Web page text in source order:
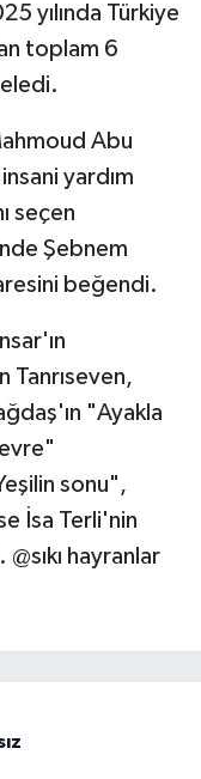
yılında Türkiye
toplam 6
Abu
yardım
seçen
Şebnem
beğendi.
Tanrıseven,
"Ayakla
sonu",
İsa Terli'nin
hayranlar